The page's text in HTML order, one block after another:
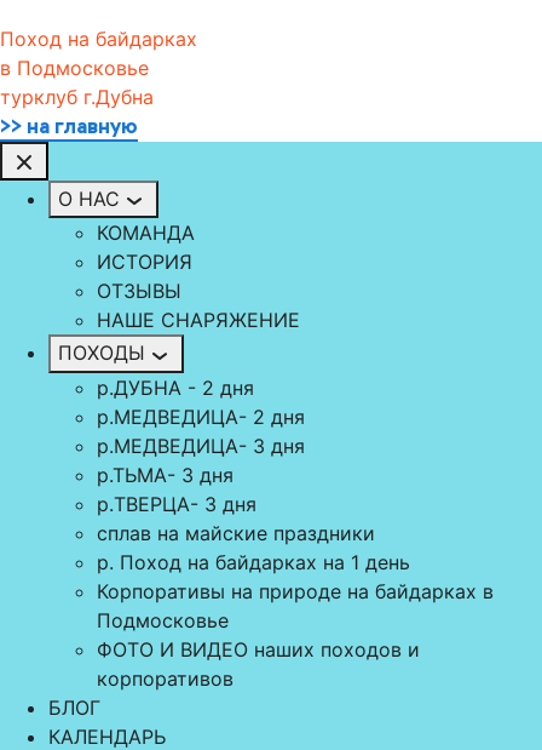
Поход на байдарках
в Подмосковье
турклуб г.Дубна
>> на главную
О НАС
КОМАНДА
ИСТОРИЯ
ОТЗЫВЫ
НАШЕ СНАРЯЖЕНИЕ
ПОХОДЫ
р.ДУБНА - 2 дня
р.МЕДВЕДИЦА- 2 дня
р.МЕДВЕДИЦА- 3 дня
р.ТЬМА- 3 дня
р.TВЕРЦА- 3 дня
сплав на майские праздники
р. Поход на байдарках на 1 день
Корпоративы на природе на байдарках в
Подмосковье
ФОТО И ВИДЕО наших походов и
корпоративов
БЛОГ
КАЛЕНДАРЬ